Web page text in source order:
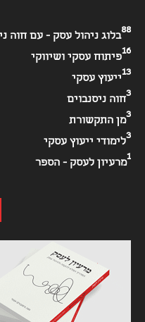
בלוג ניהול עסק - עם חוה
88
פיתוח עסקי ושיווקי
16
ייעוץ עסקי
13
חוה ניסנבוים
3
מן התקשורת
3
לימודי ייעוץ עסקי
3
מרעיון לעסק - הספר
1